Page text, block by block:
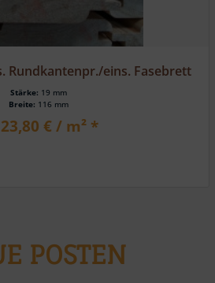
Rundkantenpr./eins. Fasebrett
Stärke: 19 mm
Breite: 116 mm
€ / m² *
POSTEN